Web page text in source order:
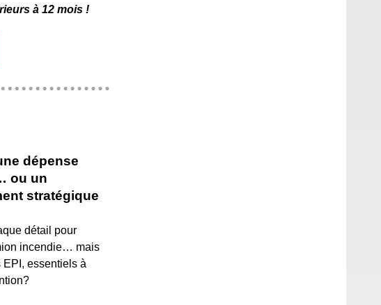
à 12 mois !
dépense
ou un
stratégique
détail pour
incendie… mais
EPI, essentiels à